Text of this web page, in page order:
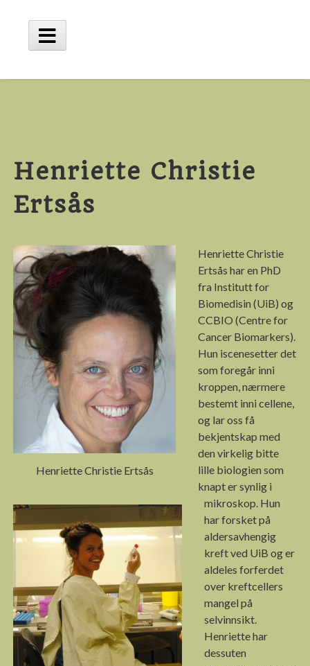
Main
Henriette Christie
Ertsås
Henriette Christie Ertsås
Henriette Christie
Ertsås har en PhD
fra Institutt for
Biomedisin (UiB) og
CCBIO (Centre for
Cancer Biomarkers).
Hun iscenesetter det
som foregår inni
kroppen, nærmere
bestemt inni cellene,
og lar oss få
bekjentskap med
den virkelig bitte
lille biologien som
knapt er synlig i
mikroskop. Hun
har forsket på
aldersavhengig
kreft ved UiB og er
aldeles forferdet
over kreftcellers
mangel på
selvinnsikt.
Henriette har
dessuten